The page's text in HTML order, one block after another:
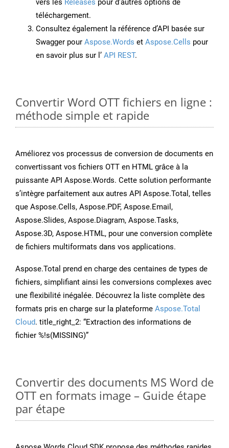
vers les Releases pour d’autres options de
téléchargement.
Consultez également la référence d’API basée sur
Swagger pour Aspose.Words et Aspose.Cells pour
en savoir plus sur l’ API REST.
Convertir Word OTT fichiers en ligne :
méthode simple et rapide
Améliorez vos processus de conversion de documents en
convertissant vos fichiers OTT en HTML grâce à la
puissante API Aspose.Words. Cette solution performante
s’intègre parfaitement aux autres API Aspose.Total, telles
que Aspose.Cells, Aspose.PDF, Aspose.Email,
Aspose.Slides, Aspose.Diagram, Aspose.Tasks,
Aspose.3D, Aspose.HTML, pour une conversion complète
de fichiers multiformats dans vos applications.
Aspose.Total prend en charge des centaines de types de
fichiers, simplifiant ainsi les conversions complexes avec
une flexibilité inégalée. Découvrez la liste complète des
formats pris en charge sur la plateforme Aspose.Total
Cloud. title_right_2: “Extraction des informations de
fichier %!s(MISSING)”
Convertir des documents MS Word de
OTT en formats image – Guide étape
par étape